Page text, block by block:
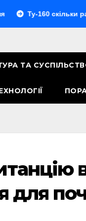
160 скільки ракет:
ТА
для